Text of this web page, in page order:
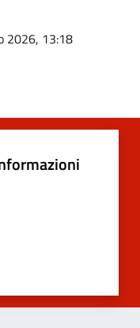
2026, 13:18